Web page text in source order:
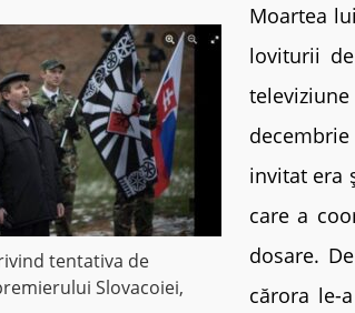
tentativa de
Slovacoiei,
Moartea
loviturii
invitat era
care a
dosare.
cărora le-